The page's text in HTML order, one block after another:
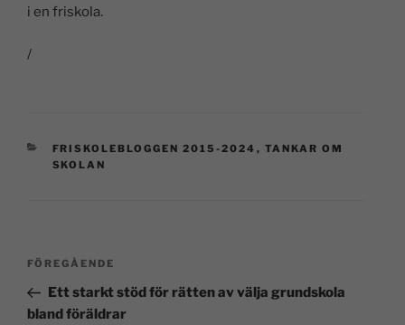
i en friskola.
/
FRISKOLEBLOGGEN 2015-2024 , TANKAR OM
SKOLAN
FÖREGÅENDE
Ett starkt stöd för rätten av välja grundskola
bland föräldrar